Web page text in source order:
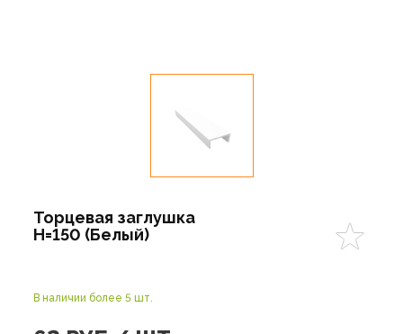
Торцевая заглушка
Н=150 (Белый)
В наличии более 5 шт.